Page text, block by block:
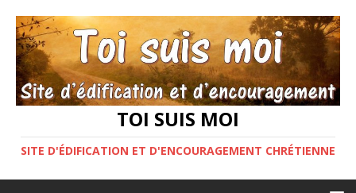
TOI SUIS MOI
SITE D'ÉDIFICATION ET D'ENCOURAGEMENT CHRÉTIENNE